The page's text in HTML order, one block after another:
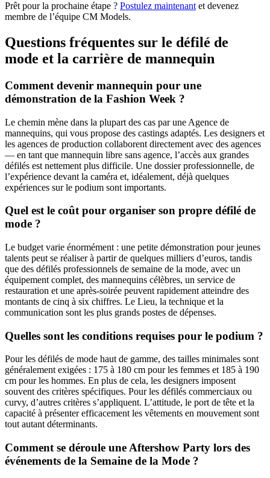
Prêt pour la prochaine étape ? Postulez maintenant et devenez
membre de l’équipe CM Models.
Questions fréquentes sur le défilé de
mode et la carrière de mannequin
Comment devenir mannequin pour une
démonstration de la Fashion Week ?
Le chemin mène dans la plupart des cas par une Agence de
mannequins, qui vous propose des castings adaptés. Les designers et
les agences de production collaborent directement avec des agences
— en tant que mannequin libre sans agence, l’accès aux grandes
défilés est nettement plus difficile. Une dossier professionnelle, de
l’expérience devant la caméra et, idéalement, déjà quelques
expériences sur le podium sont importants.
Quel est le coût pour organiser son propre défilé de
mode ?
Le budget varie énormément : une petite démonstration pour jeunes
talents peut se réaliser à partir de quelques milliers d’euros, tandis
que des défilés professionnels de semaine de la mode, avec un
équipement complet, des mannequins célèbres, un service de
restauration et une après-soirée peuvent rapidement atteindre des
montants de cinq à six chiffres. Le Lieu, la technique et la
communication sont les plus grands postes de dépenses.
Quelles sont les conditions requises pour le podium ?
Pour les défilés de mode haut de gamme, des tailles minimales sont
généralement exigées : 175 à 180 cm pour les femmes et 185 à 190
cm pour les hommes. En plus de cela, les designers imposent
souvent des critères spécifiques. Pour les défilés commerciaux ou
curvy, d’autres critères s’appliquent. L’attitude, le port de tête et la
capacité à présenter efficacement les vêtements en mouvement sont
tout autant déterminants.
Comment se déroule une Aftershow Party lors des
événements de la Semaine de la Mode ?